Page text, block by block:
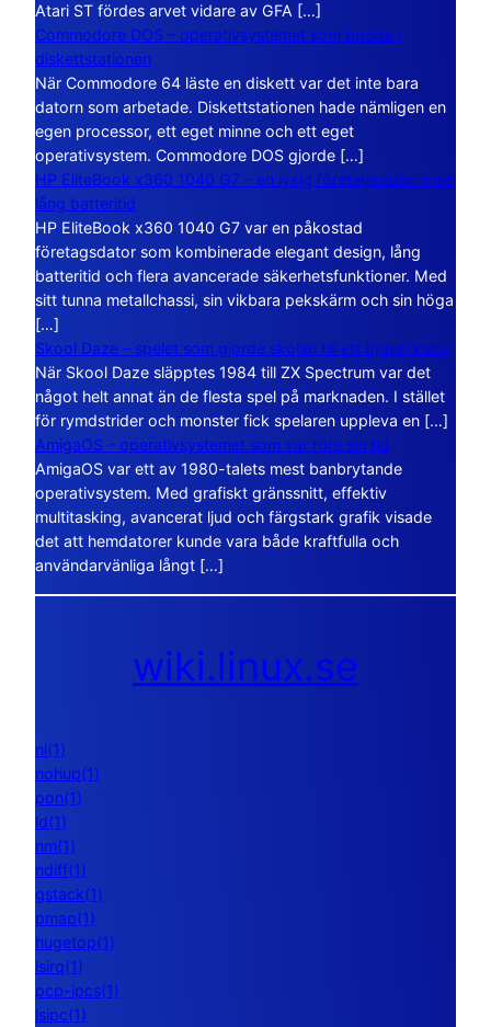
Atari ST fördes arvet vidare av GFA […]
Commodore DOS – operativsystemet som bodde i
diskettstationen
När Commodore 64 läste en diskett var det inte bara
datorn som arbetade. Diskettstationen hade nämligen en
egen processor, ett eget minne och ett eget
operativsystem. Commodore DOS gjorde […]
HP EliteBook x360 1040 G7 – en lyxig företagsdator med
lång batteritid
HP EliteBook x360 1040 G7 var en påkostad
företagsdator som kombinerade elegant design, lång
batteritid och flera avancerade säkerhetsfunktioner. Med
sitt tunna metallchassi, sin vikbara pekskärm och sin höga
[…]
Skool Daze – spelet som gjorde skolan till ett öppet kaos
När Skool Daze släpptes 1984 till ZX Spectrum var det
något helt annat än de flesta spel på marknaden. I stället
för rymdstrider och monster fick spelaren uppleva en […]
AmigaOS – operativsystemet som var före sin tid
AmigaOS var ett av 1980-talets mest banbrytande
operativsystem. Med grafiskt gränssnitt, effektiv
multitasking, avancerat ljud och färgstark grafik visade
det att hemdatorer kunde vara både kraftfulla och
användarvänliga långt […]
wiki.linux.se
nl(1)
nohup(1)
pon(1)
ld(1)
nm(1)
ndiff(1)
gstack(1)
pmap(1)
hugetop(1)
lsirq(1)
pcp-ipcs(1)
lsipc(1)